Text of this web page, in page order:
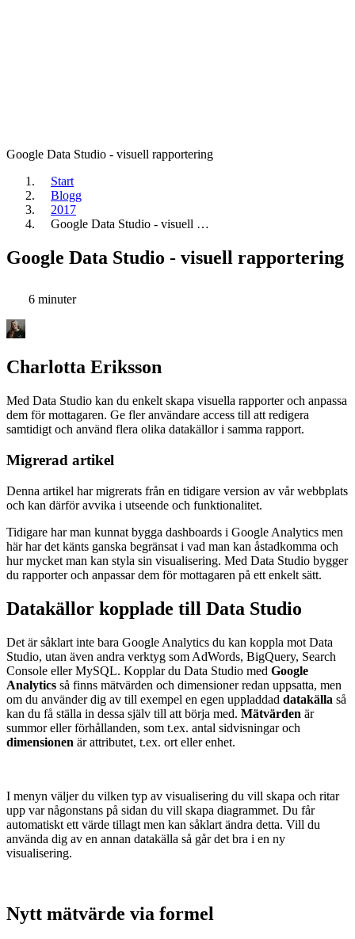
Google Data Studio - visuell rapportering
Start
Blogg
2017
Google Data Studio - visuell …
Google Data Studio - visuell rapportering
6 minuter
Charlotta Eriksson
Med Data Studio kan du enkelt skapa visuella rapporter och anpassa
dem för mottagaren. Ge fler användare access till att redigera
samtidigt och använd flera olika datakällor i samma rapport.
Migrerad artikel
Denna artikel har migrerats från en tidigare version av vår webbplats
och kan därför avvika i utseende och funktionalitet.
Tidigare har man kunnat bygga dashboards i Google Analytics men
här har det känts ganska begränsat i vad man kan åstadkomma och
hur mycket man kan styla sin visualisering. Med Data Studio bygger
du rapporter och anpassar dem för mottagaren på ett enkelt sätt.
Datakällor kopplade till Data Studio
Det är såklart inte bara Google Analytics du kan koppla mot Data
Studio, utan även andra verktyg som AdWords, BigQuery, Search
Console eller MySQL. Kopplar du Data Studio med Google
Analytics så finns mätvärden och dimensioner redan uppsatta, men
om du använder dig av till exempel en egen uppladdad datakälla så
kan du få ställa in dessa själv till att börja med. Mätvärden är
summor eller förhållanden, som t.ex. antal sidvisningar och
dimensionen är attributet, t.ex. ort eller enhet.
I menyn väljer du vilken typ av visualisering du vill skapa och ritar
upp var någonstans på sidan du vill skapa diagrammet. Du får
automatiskt ett värde tillagt men kan såklart ändra detta. Vill du
använda dig av en annan datakälla så går det bra i en ny
visualisering.
Nytt mätvärde via formel